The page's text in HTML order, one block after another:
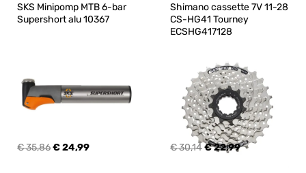
SKS Minipomp MTB 6-bar
Supershort alu 10367
€ 35,86€ 24,99
Shimano cassette 7V 11-28
CS-HG41 Tourney
ECSHG417128
€ 30,14€ 22,99